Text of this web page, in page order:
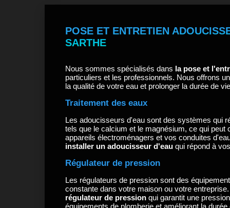
POSE ET ENTRETIEN
SARTHE
Nous sommes spécialisés dans la pose et
particuliers et les professionnels. Nous offrons
la qualité de votre eau et prolonger la durée de
Traitement des eaux
Les adoucisseurs d'eau sont des systèmes qui
tels que le calcium et le magnésium, ce qui
appareils électroménagers et vos conduites
installer un adoucisseur d'eau qui répond à
Régulateur de pression
Les régulateurs de pression sont des
constante dans votre maison ou votre
régulateur de pression qui garantit une
équipements de plomberie et améliorant la